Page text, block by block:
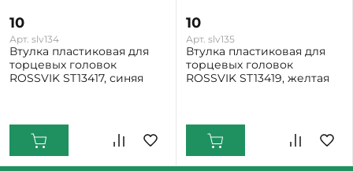
10
Арт. slv134
Втулка пластиковая для
торцевых головок
ROSSVIK ST13417, синяя
10
Арт. slv135
Втулка пластиковая для
торцевых головок
ROSSVIK ST13419, желтая